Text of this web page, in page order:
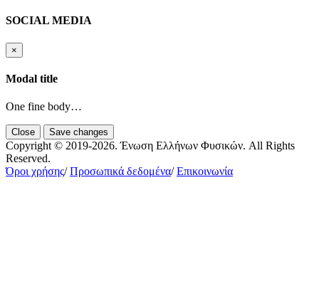
SOCIAL MEDIA
×
Modal title
One fine body…
Close Save changes
Copyright © 2019-2026. Ένωση Ελλήνων Φυσικών. All Rights
Reserved.
Όροι χρήσης/Προσωπικά δεδομένα/Επικοινωνία